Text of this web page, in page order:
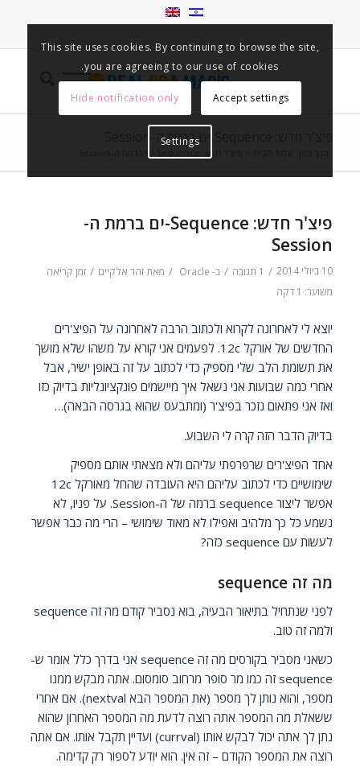
פיצ'ר חדש: Sequence-ים ברמת ה-
Session
10 ביולי 2014 / 1 תגובה / ב- Oracle
/ מאתזהר אלקיים / זמן קריאה
משוער: 1 דקה
יוצא לי לאחרונה לקרוא ולכתוב הרבה לאחרונה על הפיצ'רים
החדשים של אורקל 12c. לפעמים אני קורא על משהו שלא מושך
את תשומת הלב שלי מספיק כדי לכתוב על זה באופן ישיר, אבל
אחרי כמה שבועות אני נשאל איך מיישמים פונקציונליות בדיוק כזו
ואז אני פתאום נזכר בפיצ'ר (ומתבעס שהוא בגרסה הבאה)…
בדיוק הדבר הזה קרה לי השבוע.
אחד הפיצ'רים שרפרפתי עליהם ולא מצאתי אותם מספיק
שימושיים כדי לכתוב עליהם היא העובדה שהחל מאורקל 12c
אפשר ליצור sequence ברמה של ה-Session. על פניו, לא
נשמע כל כך מלהיב ואפילו לא מאוד שימושי – הרי מה כבר אפשר
לעשות עם sequence כזה?
מה זה sequence
לפני שנתחיל בתיאור הבעיה, בוא נסביר קודם מה זה sequence
ולמה זה טוב.
כשאני מסביר בקורסים מה זה sequence אני בדרך כלל אומר ש-
sequence זה כמו מר סופר מרחוב סומסום. אתה מבקש ממנו
מספר, והוא נותן לך מספר (את המספר הבא nextval). אם אחרי
ששאלת מה המספר אתה רוצה לדעת מה המספר האחרון שהוא
נתן לך אתה יכול לבקש אותו (currval) ועדיין תקבל אותו. אם אתה
רוצה את המספר הקודם – זה אין. הוא יודע לספור רק קדימה.
This site uses cookies. By continuing to browse the site,
you are agreeing to our use of cookies.
Accept settings
Hide notification only
Settings